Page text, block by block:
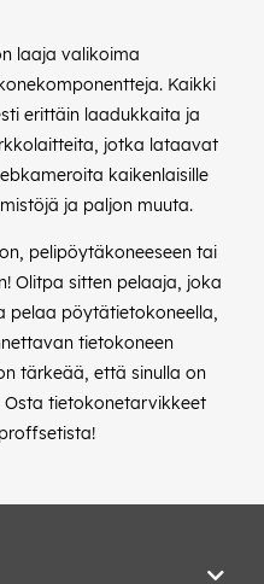
laaja valikoima
Kaikki
erittäin laadukkaita ja
jotka lataavat
kaikenlaisille
ja paljon muuta.
pelipöytäkoneeseen tai
Olitpa sitten pelaaja, joka
pelaa pöytätietokoneella,
tietokoneen
tärkeää, että sinulla on
tietokonetarvikkeet